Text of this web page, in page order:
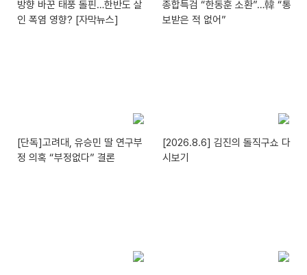
방향 바꾼 태풍 돌핀…한반도 살
인 폭염 영향? [자막뉴스]
종합특검 “한동훈 소환”…韓 “통
보받은 적 없어”
[단독]고려대, 유승민 딸 연구부
정 의혹 “부정없다” 결론
[2026.8.6] 김진의 돌직구쇼 다
시보기